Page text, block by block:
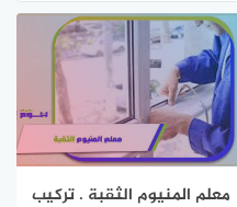
بالقطيف 0595884108 هوم
سيرفر
معلم المنيوم الثقبة . تركيب